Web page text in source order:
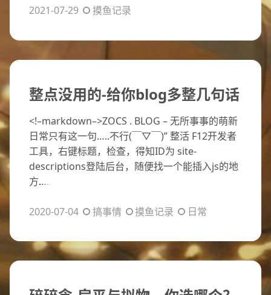
2021-07-29 摸鱼记录
整点没用的-给你blog多整几句话
<!–markdown–>ZOCS . BLOG – 无所事事的萌新
日常只有这一句…..不行(￣▽￣)” 整活 F12开发者
工具，右键标题，检查，得知ID为 site-
descriptions登陆后台，随便找一个能插入js的地
方…..
2020-07-04 搞事情 摸鱼记录 日常